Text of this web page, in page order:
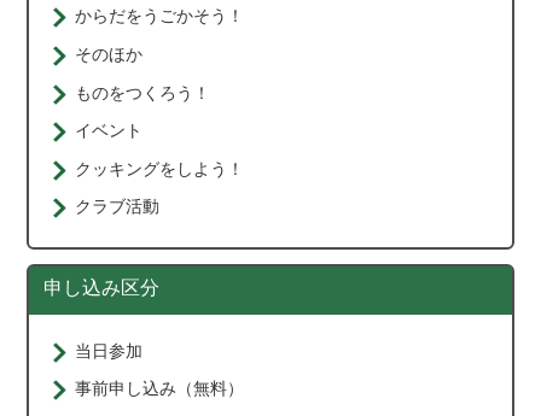
からだをうごかそう！
そのほか
ものをつくろう！
イベント
クッキングをしよう！
クラブ活動
申し込み区分
当日参加
事前申し込み（無料）